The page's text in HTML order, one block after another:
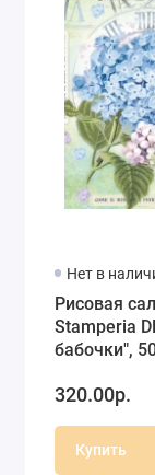
Нет в
Рисовая
Stamperia
бабочки",
320.00р.
Купить